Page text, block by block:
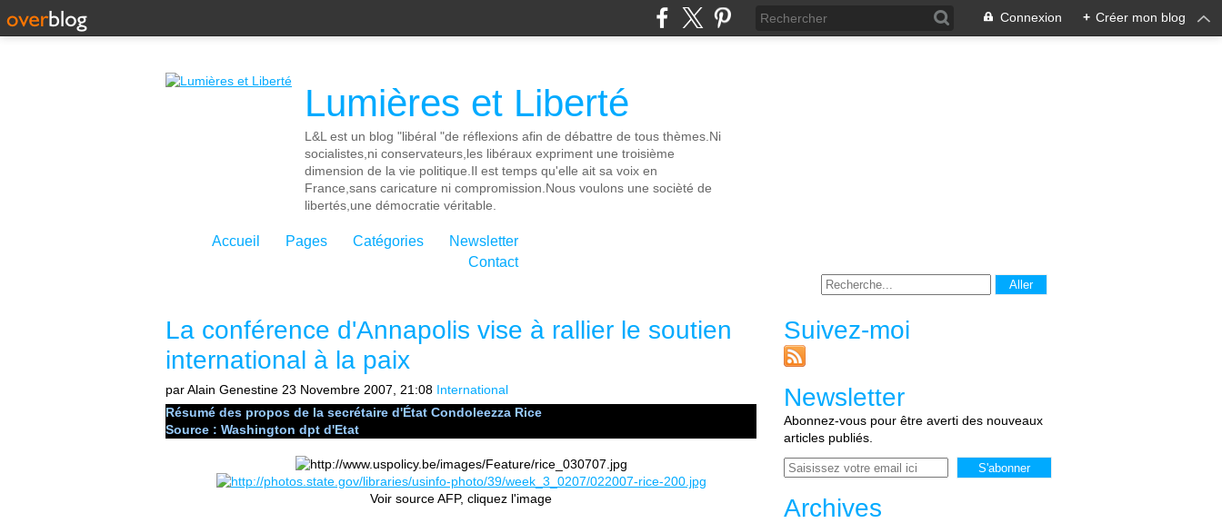
Connexion + Créer mon blog
Lumières et Liberté
L&L est un blog "libéral "de réflexions afin de débattre de tous thèmes.Ni
socialistes,ni conservateurs,les libéraux expriment une troisième
dimension de la vie politique.Il est temps qu'elle ait sa voix en
France,sans caricature ni compromission.Nous voulons une socièté de
libertés,une démocratie véritable.
Accueil Pages Catégories
Newsletter
Contact
La conférence d'Annapolis vise à rallier le soutien
international à la paix
par Alain Genestine 23 Novembre 2007, 21:08 International
Résumé des propos de la secrétaire d'État Condoleezza Rice
Source : Washington dpt d'Etat
Voir source AFP, cliquez l'image
Suivez-moi
Newsletter
Abonnez-vous pour être averti des nouveaux
articles publiés.
Email
Archives